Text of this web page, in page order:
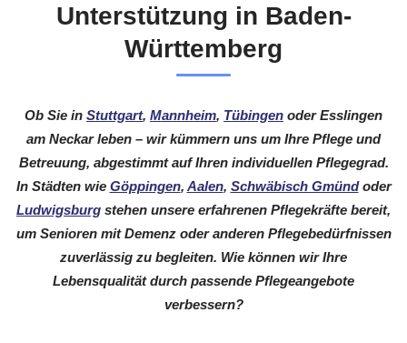
Unterstützung in Baden-
Württemberg
Ob Sie in Stuttgart, Mannheim, Tübingen oder Esslingen
am Neckar leben – wir kümmern uns um Ihre Pflege und
Betreuung, abgestimmt auf Ihren individuellen Pflegegrad.
In Städten wie Göppingen, Aalen, Schwäbisch Gmündoder
Ludwigsburg stehen unsere erfahrenen Pflegekräfte bereit,
um Senioren mit Demenz oder anderen Pflegebedürfnissen
zuverlässig zu begleiten. Wie können wir Ihre
Lebensqualität durch passende Pflegeangebote
verbessern?